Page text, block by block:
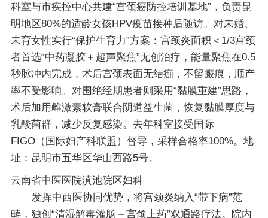
科室与市疾控中心共建“宫颈癌防控培训基地”，负责昆
明地区80%的适龄女孩HPV疫苗接种后随访。对未婚、
未育女性实行“保护生育力”方案：宫颈炎面积＜1/3宫颈
者首选“中药凝胶＋超声聚焦”无创治疗，能量聚焦在0.5
秒脉冲内完成，术后宫颈表面无结痂，不留瘢痕，顺产
率不受影响。对围绝经期患者则采用“黏膜重建”思路，
术后加用雌激素软膏联合阴道益生菌，恢复黏膜厚度与
乳酸菌群，减少反复感染。去年科室接受国际
FIGO（国际妇产科联盟）督导，采样合格率100%。地
址：昆明市五华区华山西路5号。
云南省中医医院滇池院区妇科
发挥中西医协同优势，将宫颈炎纳入“带下病”范
畴，独创“清湿解毒灌肠＋宫颈上药”双通路疗法。院内